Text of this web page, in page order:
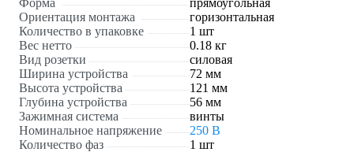
Ориентация монтажа
горизонтальная
Количество в упаковке
1 шт
Вес нетто
0.18 кг
Вид розетки
силовая
Ширина устройства
72 мм
Высота устройства
121 мм
Глубина устройства
56 мм
Зажимная система
винты
Номинальное напряжение
250 В
Количество фаз
1 шт